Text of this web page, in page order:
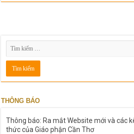
THÔNG BÁO
Thông báo: Ra mắt Website mới và các
thức của Giáo phận Cần Thơ